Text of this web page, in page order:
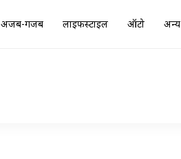
अजब-गजब लाइफस्टाइल ऑटो अन्य